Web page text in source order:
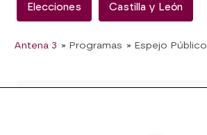
Elecciones Castilla y León
Antena 3 » Programas » Espejo Público